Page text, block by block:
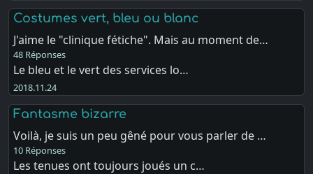
Costumes vert, bleu ou blanc
J'aime le "clinique fétiche". Mais au moment de…
48 Réponses
Le bleu et le vert des services lo…
2018.11.24
Fantasme bizarre
Voilà, je suis un peu gêné pour vous parler de …
10 Réponses
Les tenues ont toujours joués un c…